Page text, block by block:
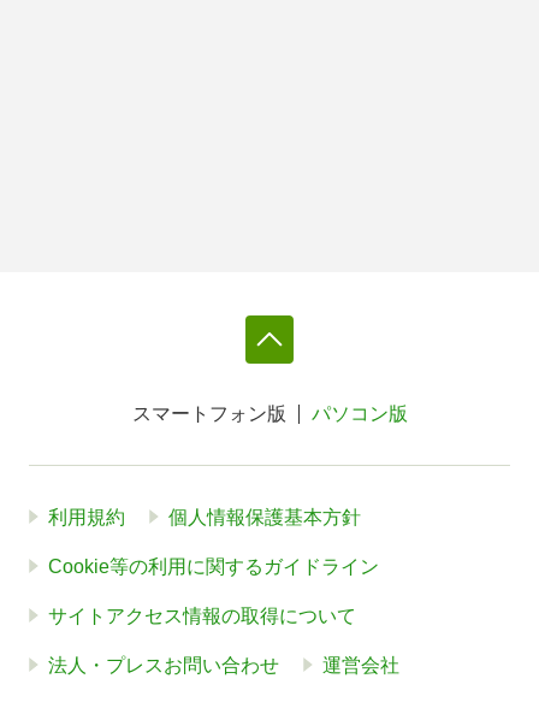
スマートフォン版 パソコン版
利用規約 個人情報保護基本方針
Cookie等の利用に関するガイドライン
サイトアクセス情報の取得について
法人・プレスお問い合わせ 運営会社